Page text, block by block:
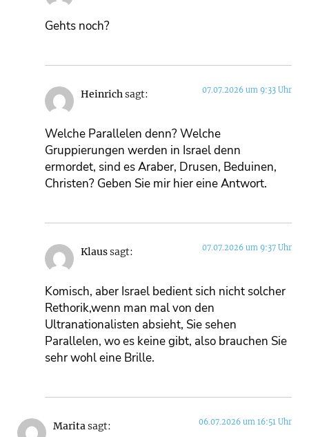
Gehts noch?
Heinrichsagt: 07.07.2026 um 9:33 Uhr
Welche Parallelen denn? Welche
Gruppierungen werden in Israel denn
ermordet, sind es Araber, Drusen, Beduinen,
Christen? Geben Sie mir hier eine Antwort.
Klaussagt: 07.07.2026 um 9:37 Uhr
Komisch, aber Israel bedient sich nicht solcher
Rethorik,wenn man mal von den
Ultranationalisten absieht, Sie sehen
Parallelen, wo es keine gibt, also brauchen Sie
sehr wohl eine Brille.
Maritasagt: 06.07.2026 um 16:51 Uhr